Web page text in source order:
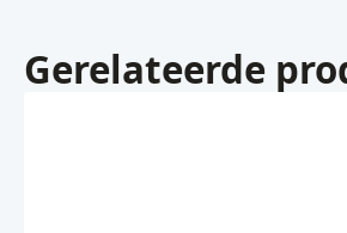
Gerelateerde